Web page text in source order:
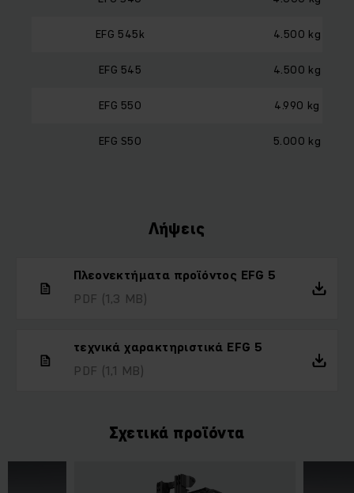
EFG 545k 4.500 kg
EFG 545 4.500 kg
EFG 550 4.990 kg
EFG S50 5.000 kg
Λήψεις
Πλεονεκτήματα προϊόντος EFG 5
PDF (1,3 MB)
τεχνικά χαρακτηριστικά EFG 5
PDF (1,1 MB)
Σχετικά προϊόντα